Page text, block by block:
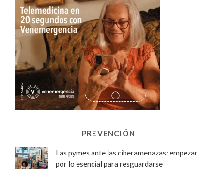
PREVENCIÓN
Las pymes ante las ciberamenazas: empezar
por lo esencial para resguardarse